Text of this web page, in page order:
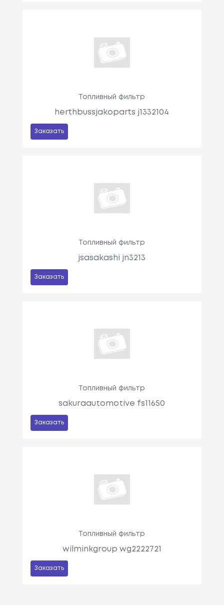
Топливный фильтр
herthbussjakoparts j1332104
Заказать
Топливный фильтр
jsasakashi jn3213
Заказать
Топливный фильтр
sakuraautomotive fs11650
Заказать
Топливный фильтр
wilminkgroup wg2222721
Заказать